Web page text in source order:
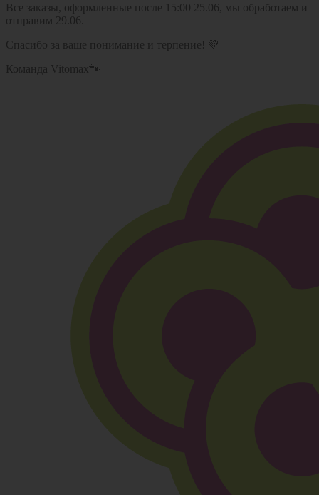
Все заказы, оформленные после 15:00 25.06, мы обработаем и
отправим 29.06.
Спасибо за ваше понимание и терпение! 💚
Команда Vitomax🐾